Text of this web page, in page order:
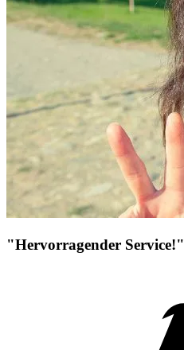
"Hervorragender Service!"